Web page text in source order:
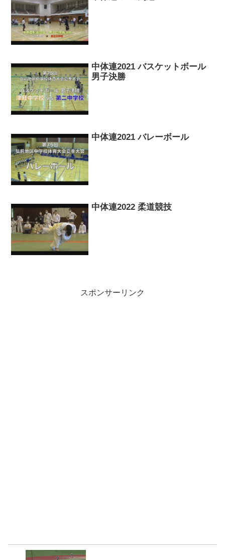
中体連2021 バスケットボール
男子決勝
中体連2021 バレーボール
中体連2022 柔道競技
スポンサーリンク